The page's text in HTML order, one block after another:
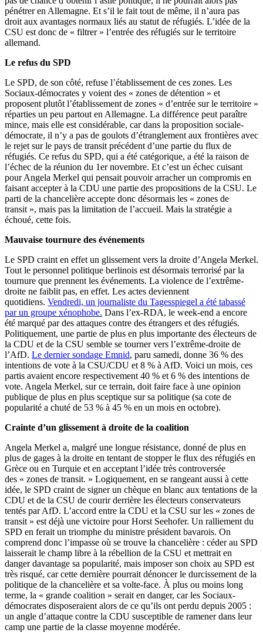
pénétrer en Allemagne. Et s’il le fait tout de même, il n’aura pas
droit aux avantages normaux liés au statut de réfugiés. L’idée de la
CSU est donc de « filtrer » l’entrée des réfugiés sur le territoire
allemand.
Le refus du SPD
Le SPD, de son côté, refuse l’établissement de ces zones. Les
Sociaux-démocrates y voient des « zones de détention » et
proposent plutôt l’établissement de zones « d’entrée sur le territoire »
réparties un peu partout en Allemagne. La différence peut paraître
mince, mais elle est considérable, car dans la proposition sociale-
démocrate, il n’y a pas de goulots d’étranglement aux frontières avec
le rejet sur le pays de transit précédent d’une partie du flux de
réfugiés. Ce refus du SPD, qui a été catégorique, a été la raison de
l’échec de la réunion du 1er novembre. Et c’est un échec cuisant
pour Angela Merkel qui pensait pouvoir arracher un compromis en
faisant accepter à la CDU une partie des propositions de la CSU. Le
parti de la chancelière accepte donc désormais les « zones de
transit », mais pas la limitation de l’accueil. Mais la stratégie a
échoué, cette fois.
Mauvaise tournure des événements
Le SPD craint en effet un glissement vers la droite d’Angela Merkel.
Tout le personnel politique berlinois est désormais terrorisé par la
tournure que prennent les événements. La violence de l’extrême-
droite ne faiblit pas, en effet. Les actes deviennent
quotidiens. Vendredi, un journaliste du Tagesspiegel a été tabassé
par un groupe xénophobe. Dans l’ex-RDA, le week-end a encore
été marqué par des attaques contre des étrangers et des réfugiés.
Politiquement, une partie de plus en plus importante des électeurs de
la CDU et de la CSU semble se tourner vers l’extrême-droite de
l’AfD. Le dernier sondage Emnid, paru samedi, donne 36 % des
intentions de vote à la CSU/CDU et 8 % à AfD. Voici un mois, ces
partis avaient encore respectivement 40 % et 6 % des intentions de
vote. Angela Merkel, sur ce terrain, doit faire face à une opinion
publique de plus en plus sceptique sur sa politique (sa cote de
popularité a chuté de 53 % à 45 % en un mois en octobre).
Crainte d’un glissement à droite de la coalition
Angela Merkel a, malgré une longue résistance, donné de plus en
plus de gages à la droite en tentant de stopper le flux des réfugiés en
Grèce ou en Turquie et en acceptant l’idée très controversée
des « zones de transit. » Logiquement, en se rangeant aussi à cette
idée, le SPD craint de signer un chèque en blanc aux tentations de la
CDU et de la CSU de courir derrière les électeurs conservateurs
tentés par AfD. L’accord entre la CDU et la CSU sur les « zones de
transit » est déjà une victoire pour Horst Seehofer. Un ralliement du
SPD en ferait un triomphe du ministre président bavarois. On
comprend donc l’impasse où se trouve la chancelière : céder au SPD
laisserait le champ libre à la rébellion de la CSU et mettrait en
danger davantage sa popularité, mais imposer son choix au SPD est
très risqué, car cette dernière pourrait dénoncer le durcissement de la
politique de la chancelière et sa volte-face. À plus ou moins long
terme, la « grande coalition » serait en danger, car les Sociaux-
démocrates disposeraient alors de ce qu’ils ont perdu depuis 2005 :
un angle d’attaque contre la CDU susceptible de ramener dans leur
camp une partie de la classe moyenne modérée.